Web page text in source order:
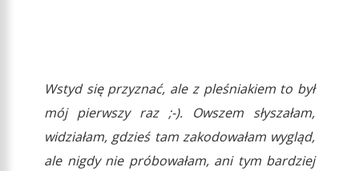
Wstyd się przyznać, ale z pleśniakiem to był
mój pierwszy raz ;-). Owszem słyszałam,
widziałam, gdzieś tam zakodowałam wygląd,
ale nigdy nie próbowałam, ani tym bardziej